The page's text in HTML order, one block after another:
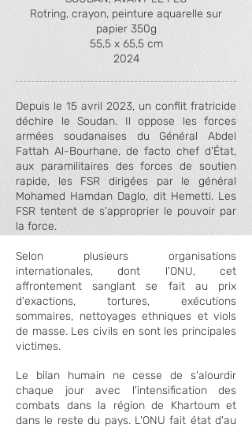
Rotring, crayon, peinture aquarelle sur
papier 350g
55,5 x 65,5 cm
2024
Depuis le 15 avril 2023, un conflit fratricide
déchire le Soudan. Il oppose les forces
armées soudanaises du Général Abdel
Fattah Al-Bourhane, de facto chef d'État,
aux paramilitaires des forces de soutien
rapide, les FSR dirigées par le général
Mohamed Hamdan Daglo, dit Hemetti. Les
FSR tentent de s'approprier le pouvoir par
la force.
Selon plusieurs organisations
internationales, dont l'ONU, cet
affrontement sanglant se fait au prix
d'exactions, tortures, exécutions
sommaires, nettoyages ethniques et viols
de masse. Les civils en sont les principales
victimes.
Le bilan humain ne cesse de s'alourdir
chaque jour avec l'intensification des
combats dans la région de Khartoum et
dans le reste du pays. L'ONU fait état d'au